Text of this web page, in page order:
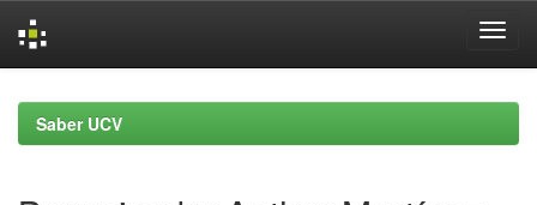
navigationSaber UCV